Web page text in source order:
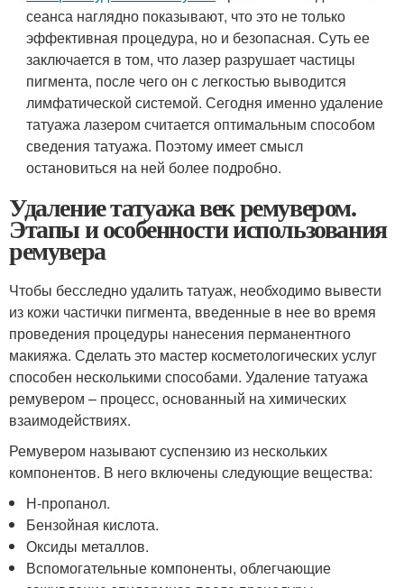
сеанса наглядно показывают, что это не только
эффективная процедура, но и безопасная. Суть ее
заключается в том, что лазер разрушает частицы
пигмента, после чего он с легкостью выводится
лимфатической системой. Сегодня именно удаление
татуажа лазером считается оптимальным способом
сведения татуажа. Поэтому имеет смысл
остановиться на ней более подробно.
Удаление татуажа век ремувером.
Этапы и особенности использования
ремувера
Чтобы бесследно удалить татуаж, необходимо вывести
из кожи частички пигмента, введенные в нее во время
проведения процедуры нанесения перманентного
макияжа. Сделать это мастер косметологических услуг
способен несколькими способами. Удаление татуажа
ремувером – процесс, основанный на химических
взаимодействиях.
Ремувером называют суспензию из нескольких
компонентов. В него включены следующие вещества:
Н-пропанол.
Бензойная кислота.
Оксиды металлов.
Вспомогательные компоненты, облегчающие